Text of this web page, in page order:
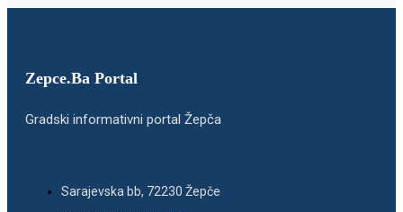
Zepce.Ba Portal
Gradski informativni portal Žepča
Sarajevska bb, 72230 Žepče